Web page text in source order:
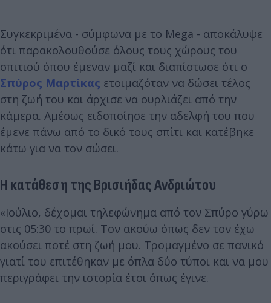
Συγκεκριμένα - σύμφωνα με το Mega - αποκάλυψε
ότι παρακολουθούσε όλους τους χώρους του
σπιτιού όπου έμεναν μαζί και διαπίστωσε ότι ο
Σπύρος Μαρτίκας ετοιμαζόταν να δώσει τέλος
στη ζωή του και άρχισε να ουρλιάζει από την
κάμερα. Αμέσως ειδοποίησε την αδελφή του που
έμενε πάνω από το δικό τους σπίτι και κατέβηκε
κάτω για να τον σώσει.
Η κατάθεση της Βρισιήδας Ανδριώτου
«Ιούλιο, δέχομαι τηλεφώνημα από τον Σπύρο γύρω
στις 05:30 το πρωί. Τον ακούω όπως δεν τον έχω
ακούσει ποτέ στη ζωή μου. Τρομαγμένο σε πανικό
γιατί του επιτέθηκαν με όπλα δύο τύποι και να μου
περιγράφει την ιστορία έτσι όπως έγινε.